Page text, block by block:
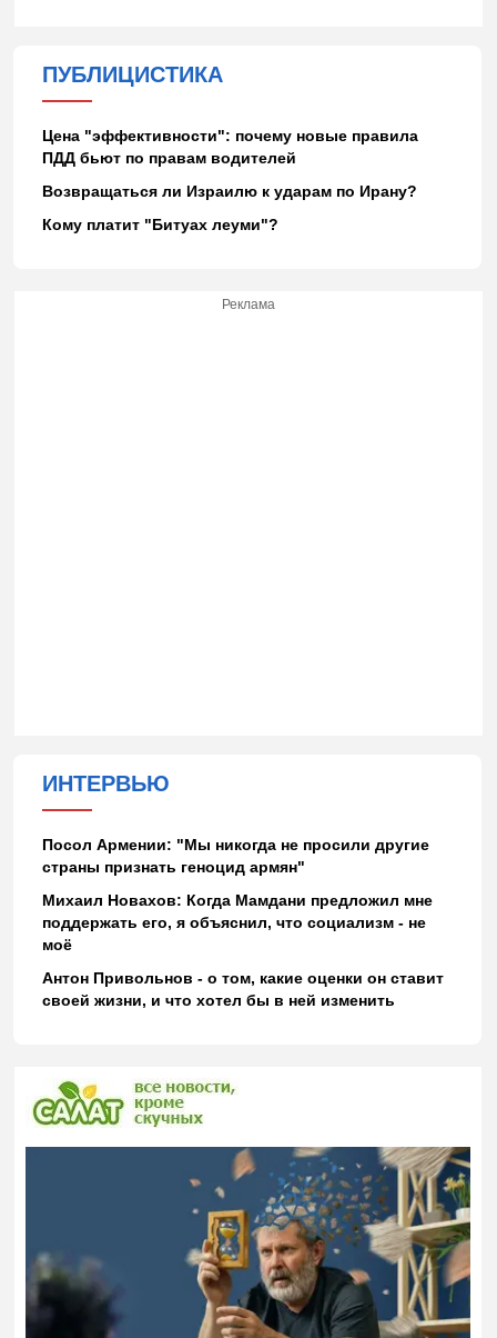
ПУБЛИЦИСТИКА
Цена "эффективности": почему новые правила
ПДД бьют по правам водителей
Возвращаться ли Израилю к ударам по Ирану?
Кому платит "Битуах леуми"?
Реклама
ИНТЕРВЬЮ
Посол Армении: "Мы никогда не просили другие
страны признать геноцид армян"
Михаил Новахов: Когда Мамдани предложил мне
поддержать его, я объяснил, что социализм - не
моё
Антон Привольнов - о том, какие оценки он ставит
своей жизни, и что хотел бы в ней изменить